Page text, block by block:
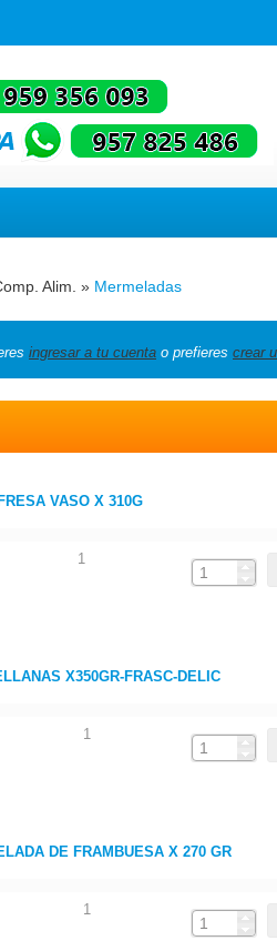
Alim. » Mermeladas
ingresar a tu cuenta o prefieres crear
VASO X 310G
1
X350GR-FRASC-DELIC
1
DE FRAMBUESA X 270 GR
1